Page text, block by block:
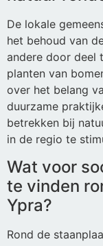
De lokale
het behoud van
andere door deel
planten van
over het belang
duurzame
betrekken bij
in de regio te
Wat voor
te vinden
Ypra?
Rond de